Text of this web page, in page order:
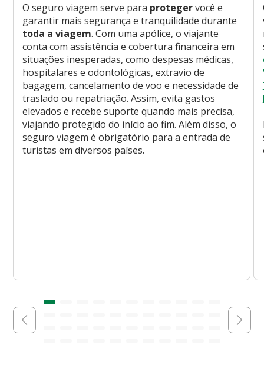
O seguro viagem serve para protegervocê e
garantir mais segurança e tranquilidade durante
toda a viagem. Com uma apólice, o viajante
conta com assistência e cobertura financeira em
situações inesperadas, como despesas médicas,
hospitalares e odontológicas, extravio de
bagagem, cancelamento de voo e necessidade de
traslado ou repatriação. Assim, evita gastos
elevados e recebe suporte quando mais precisa,
viajando protegido do início ao fim. Além disso, o
seguro viagem é obrigatório para a entrada de
turistas em diversos países.